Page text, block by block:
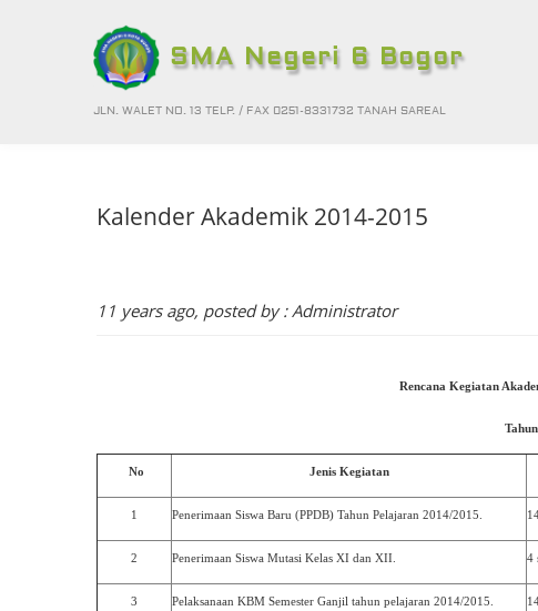
SMA Negeri 6 Bogor
JLN. WALET NO. 13 TELP. / FAX 0251-8331732 TANAH SAREAL
Kalender Akademik 2014-2015
11 years ago, posted by : Administrator
Rencana Kegiatan
No Jenis Kegiatan
1 Penerimaan Siswa Baru (PPDB) Tahun Pelajaran 2014/2015.
2 Penerimaan Siswa Mutasi Kelas XI dan XII. 4
3 Pelaksanaan KBM Semester Ganjil tahun pelajaran 2014/2015.